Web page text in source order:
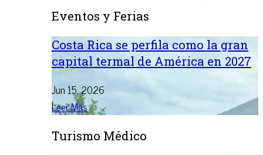
Eventos y Ferias
Costa Rica se perfila como la gran
capital termal de América en 2027
Jun 15, 2026
Leer Más
Turismo Médico